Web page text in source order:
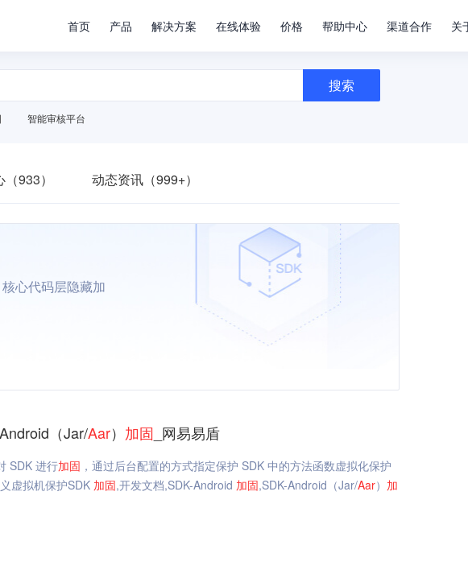
首页 产品 解决方案 在线体验 价格 帮助中心 渠道合作 关
搜索
智能审核平台
933） 动态资讯（999+）
心代码层隐藏加
Android（Jar/Aar） 加固 _网易易盾
SDK 进行加固 ，通过后台配置的方式指定保护 SDK 中的方法函数虚拟化保护
虚拟机保护SDK 加固,开发文档,SDK-Android 加固,SDK-Android（Jar/Aar） 加